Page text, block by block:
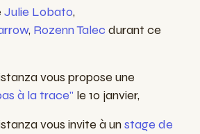
Julie Lobato,
, Rozenn Talec durant ce
vous propose une
à la trace" le 10 janvier,
vous invite à unstage de